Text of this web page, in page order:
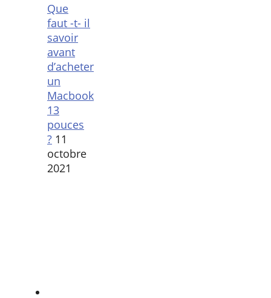
Que
faut -t- il
savoir
avant
d’acheter
un
Macbook
13
pouces
? 11
octobre
2021